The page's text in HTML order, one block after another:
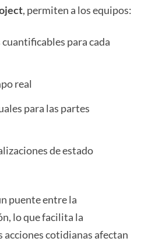
, permiten a los equipos:
para cada
real
para las partes
de estado
puente entre la
lo que facilita la
acciones cotidianas afectan